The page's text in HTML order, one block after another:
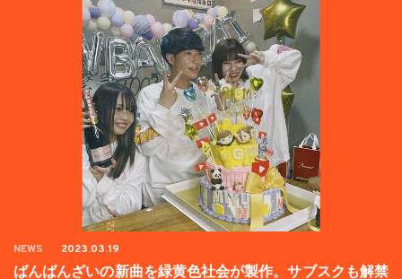
NEWS 2023.03.19
ばんばんざいの新曲を緑黄色社会が製作。サブスクも解禁